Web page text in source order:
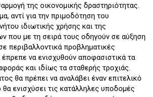
της οικονομικής δραστηριότητας.
αντί για την πριμοδότηση του
ιδιωτικής χρήσης και της
που με τη σειρά τους οδηγούν σε αύξηση
περιβαλλοντικά προβληματικές
να ενισχυθούν αποφασιστικά τα
και ιδίως τα σταθερής τροχιάς.
θα πρέπει να αναλάβει έναν επιτελικό
ενισχύσει τις κατάλληλες υποδομές